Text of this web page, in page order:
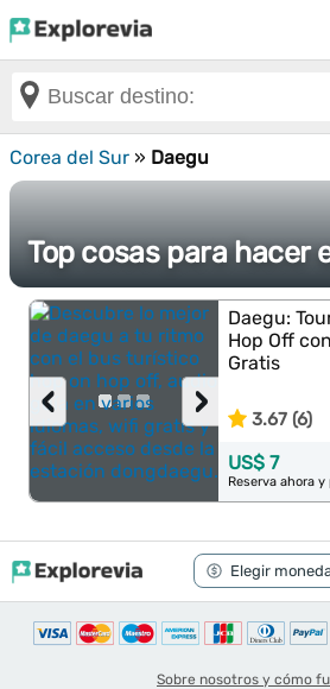
Corea del Sur » Daegu
Top cosas para hacer
›
‹
Daegu:
Hop Off
Gratis
3.67 (6)
US$ 7
Reserva ahora
Sobre nosotros y cómo